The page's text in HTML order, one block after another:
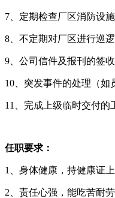
7、定期检查厂区消防设
8、不定期对厂区进行巡逻
9、公司信件及报刊的签收
10、突发事件的处理（如
11、完成上级临时交付的
任职要求：
1、身体健康，持健康证上
2、责任心强，能吃苦耐